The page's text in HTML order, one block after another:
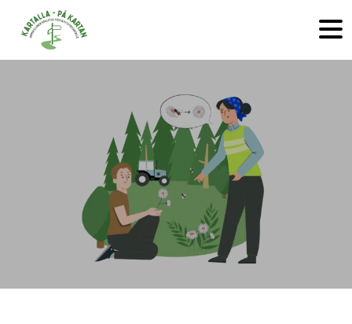
Hyppää sisältöön